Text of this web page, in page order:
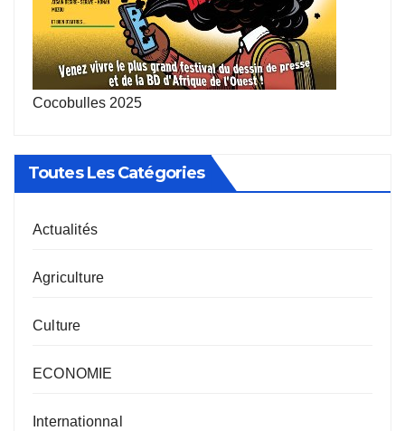
Cocobulles 2025
Toutes Les Catégories
Actualités
Agriculture
Culture
ECONOMIE
Internationnal